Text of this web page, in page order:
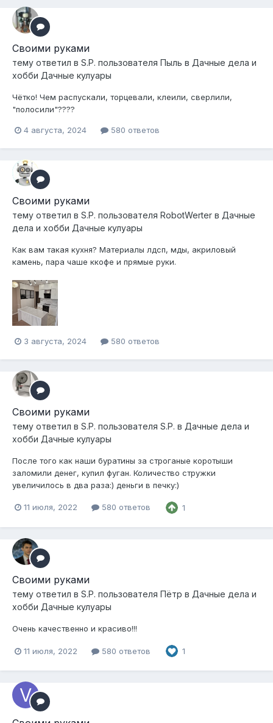
Своими руками
тему ответил в S.P. пользователя Пыль в Дачные дела и
хобби Дачные кулуары
Чëтко! Чем распускали, торцевали, клеили, сверлили,
"полосили"????
4 августа, 2024 580 ответов
Своими руками
тему ответил в S.P. пользователя RobotWerter в Дачные
дела и хобби Дачные кулуары
Как вам такая кухня? Материалы лдсп, мды, акриловый
камень, пара чаше ккофе и прямые руки.
3 августа, 2024 580 ответов
Своими руками
тему ответил в S.P. пользователя S.P. в Дачные дела и
хобби Дачные кулуары
После того как наши буратины за строганые коротыши
заломили денег, купил фуган. Количество стружки
увеличилось в два раза:) деньги в печку:)
11 июля, 2022 580 ответов 1
Своими руками
тему ответил в S.P. пользователя Пётр в Дачные дела и
хобби Дачные кулуары
Очень качественно и красиво!!!
11 июля, 2022 580 ответов 1